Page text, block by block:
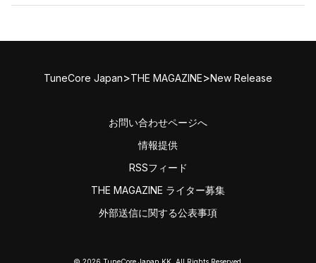
TuneCore Japan>THE MAGAZINE>New Release
お問い合わせページへ
情報提供
RSSフィード
THE MAGAZINE ライター募集
外部送信に関する公表事項